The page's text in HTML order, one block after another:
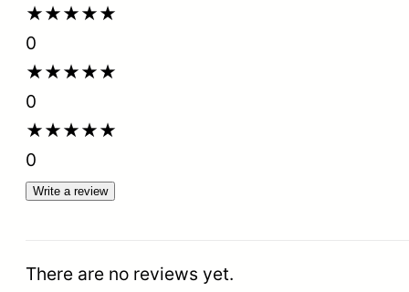
★★★★★
0
★★★★★
0
★★★★★
0
Write a review
There are no reviews yet.